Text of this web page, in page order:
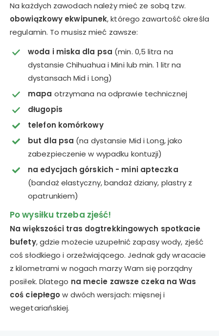
Na każdych zawodach należy mieć ze sobą tzw.
obowiązkowy ekwipunek, którego zawartość określa
regulamin. To musisz mieć zawsze:
woda i miska dla psa (min. 0,5 litra na
dystansie Chihuahua i Mini lub min. 1 litr na
dystansach Mid i Long)
mapa otrzymana na odprawie technicznej
długopis
telefon komórkowy
but dla psa (na dystansie Mid i Long, jako
zabezpieczenie w wypadku kontuzji)
na edycjach górskich - mini apteczka
(bandaż elastyczny, bandaż dziany, plastry z
opatrunkiem)
Po wysiłku trzeba zjeść!
Na większości tras dogtrekkingowych spotkacie
bufety, gdzie możecie uzupełnić zapasy wody, zjeść
coś słodkiego i orzeźwiającego. Jednak gdy wracacie
z kilometrami w nogach marzy Wam się porządny
posiłek. Dlatego na mecie zawsze czeka na Was
coś ciepłego w dwóch wersjach: mięsnej i
wegetariańskiej.